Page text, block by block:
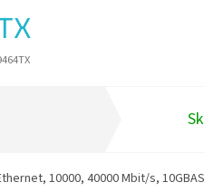
10000, 40000 Mbit/s,